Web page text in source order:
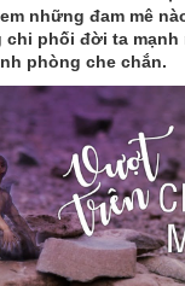
những đam mê
phối đời ta mạnh
phòng che chắn.